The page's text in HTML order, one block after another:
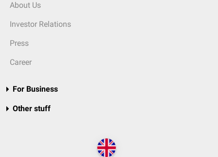
About Us
Investor Relations
Press
Career
For Business
Other stuff